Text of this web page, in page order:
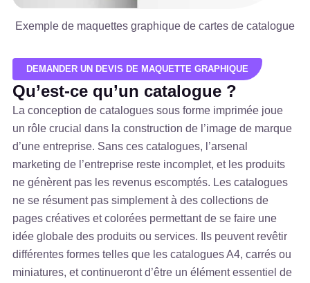
Exemple de maquettes graphique de cartes de catalogue
DEMANDER UN DEVIS DE MAQUETTE GRAPHIQUE
Qu’est-ce qu’un catalogue ?
La conception de catalogues sous forme imprimée joue
un rôle crucial dans la construction de l’image de marque
d’une entreprise. Sans ces catalogues, l’arsenal
marketing de l’entreprise reste incomplet, et les produits
ne génèrent pas les revenus escomptés. Les catalogues
ne se résument pas simplement à des collections de
pages créatives et colorées permettant de se faire une
idée globale des produits ou services. Ils peuvent revêtir
différentes formes telles que les catalogues A4, carrés ou
miniatures, et continueront d’être un élément essentiel de